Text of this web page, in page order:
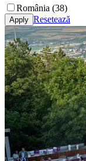
România (38)
Resetează